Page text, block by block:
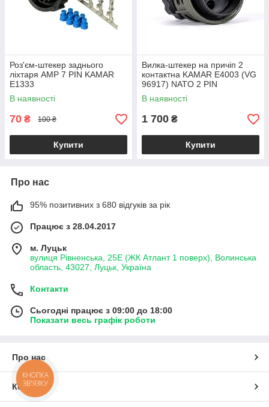
Роз'єм-штекер заднього
ліхтаря AMP 7 PIN KAMAR
E1333
В наявності
70 ₴ 100 ₴
Купити
Вилка-штекер на причіп 2
контактна KAMAR E4003 (VG
96917) NATO 2 PIN
В наявності
1 700 ₴
Купити
Про нас
95% позитивних з 680 відгуків за рік
Працює з 28.04.2017
м. Луцьк
вулиця Рівненська, 25Е (ЖК Атлант 1 поверх), Волинська
область, 43027, Луцьк, Україна
Контакти
Сьогодні працює з 09:00 до 18:00
Показати весь графік роботи
Про нас
Контакти
КНОПКА
ЗВ'ЯЗКУ